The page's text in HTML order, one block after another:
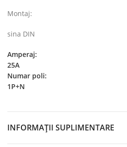
Montaj:
sina DIN
Amperaj:
25A
Numar poli:
1P+N
INFORMAȚII SUPLIMENTARE